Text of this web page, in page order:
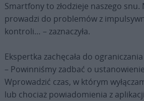
Smartfony to złodzieje naszego snu.
prowadzi do problemów z
kontroli… – zaznaczyła.
Ekspertka zachęcała do
– Powinniśmy zadbać o
Wprowadzić czas, w którym
lub chociaż powiadomienia z